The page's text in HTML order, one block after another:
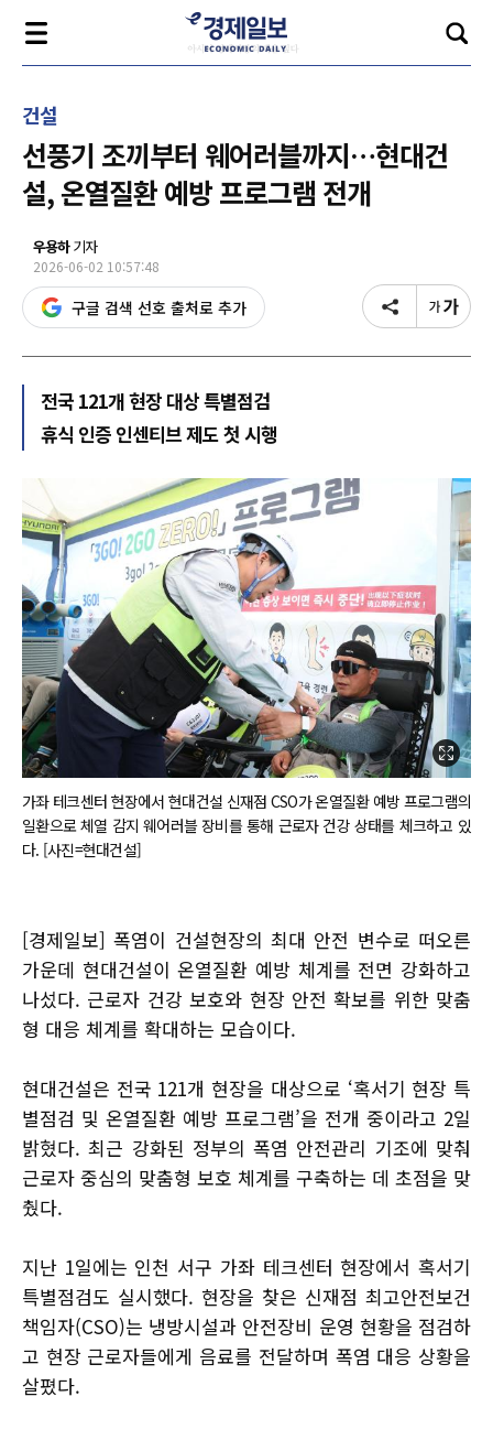
건설
선풍기 조끼부터 웨어러블까지…현대건
설, 온열질환 예방 프로그램 전개
우용하기자
2026-06-02 10:57:48
구글 검색 선호 출처로 추가
전국 121개 현장 대상 특별점검
휴식 인증 인센티브 제도 첫 시행
가좌 테크센터 현장에서 현대건설 신재점 CSO가 온열질환 예방 프로그램의
일환으로 체열 감지 웨어러블 장비를 통해 근로자 건강 상태를 체크하고 있
다. [사진=현대건설]
[경제일보] 폭염이 건설현장의 최대 안전 변수로 떠오른
가운데 현대건설이 온열질환 예방 체계를 전면 강화하고
나섰다. 근로자 건강 보호와 현장 안전 확보를 위한 맞춤
형 대응 체계를 확대하는 모습이다.
현대건설은 전국 121개 현장을 대상으로 ‘혹서기 현장 특
별점검 및 온열질환 예방 프로그램’을 전개 중이라고 2일
밝혔다. 최근 강화된 정부의 폭염 안전관리 기조에 맞춰
근로자 중심의 맞춤형 보호 체계를 구축하는 데 초점을 맞
췄다.
지난 1일에는 인천 서구 가좌 테크센터 현장에서 혹서기
특별점검도 실시했다. 현장을 찾은 신재점 최고안전보건
책임자(CSO)는 냉방시설과 안전장비 운영 현황을 점검하
고 현장 근로자들에게 음료를 전달하며 폭염 대응 상황을
살폈다.